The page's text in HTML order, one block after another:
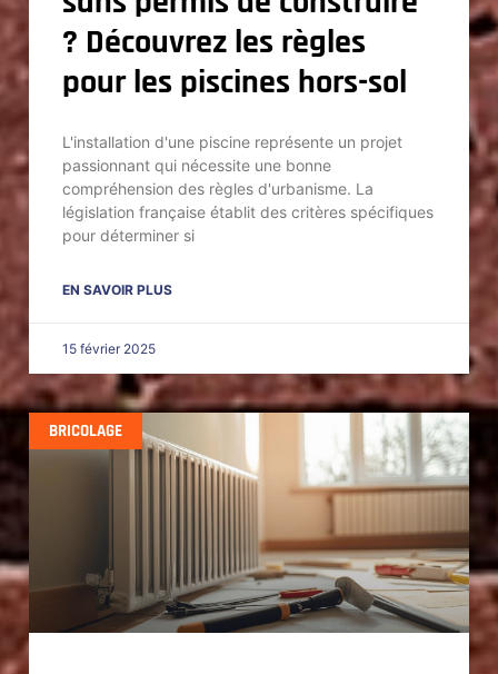
? Découvrez les règles
pour les piscines hors-sol
L'installation d'une piscine représente un projet
passionnant qui nécessite une bonne
compréhension des règles d'urbanisme. La
législation française établit des critères spécifiques
pour déterminer si
EN SAVOIR PLUS
15 février 2025
BRICOLAGE